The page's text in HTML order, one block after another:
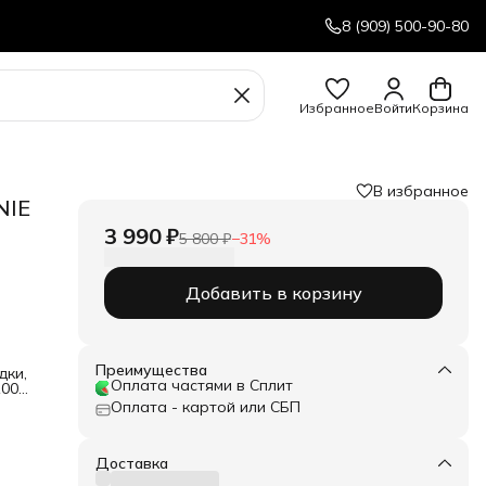
8 (909) 500-90-80
ИзбранноеВойтиКорзина
В избранное
3 990 ₽5 800 ₽−31%
Добавить в корзину
Преимущества
Оплата частями в Сплит
Оплата - картой или СБП
Доставка